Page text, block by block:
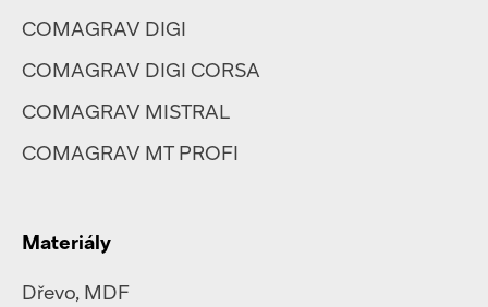
COMAGRAV DIGI
COMAGRAV DIGI CORSA
COMAGRAV MISTRAL
COMAGRAV MT PROFI
Materiály
Dřevo, MDF